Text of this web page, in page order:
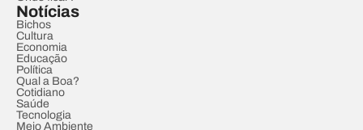
Notícias
Bichos
Cultura
Economia
Educação
Política
Qual a Boa?
Cotidiano
Saúde
Tecnologia
Meio Ambiente